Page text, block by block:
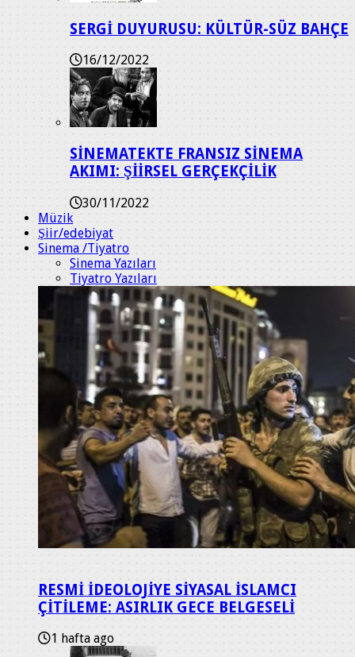
SERGİ DUYURUSU: KÜLTÜR-SÜZ BAHÇE
16/12/2022
SİNEMATEKTE FRANSIZ SİNEMA
AKIMI: ŞİİRSEL GERÇEKÇİLİK
30/11/2022
Müzik
Şiir/edebiyat
Sinema /Tiyatro
Sinema Yazıları
Tiyatro Yazıları
RESMİ İDEOLOJİYE SİYASAL İSLAMCI
ÇİTİLEME: ASIRLIK GECE BELGESELİ
1 hafta ago